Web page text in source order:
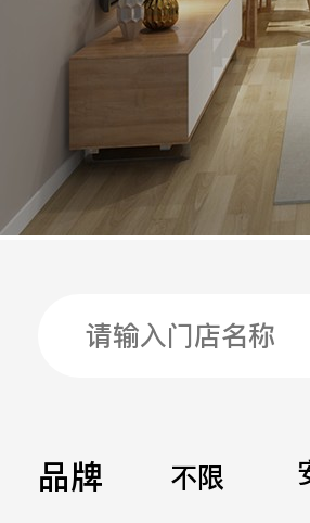
品牌 不限
手机
公司
邮箱
留言